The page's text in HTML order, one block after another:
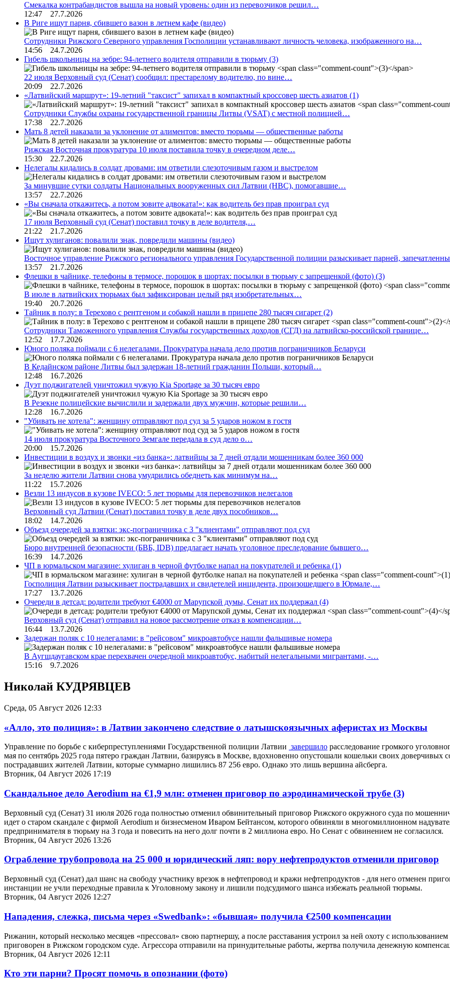
Смекалка контрабандистов вышла на новый уровень: один из перевозчиков решил…
12:47 27.7.2026
В Риге ищут парня, сбившего вазон в летнем кафе (видео)
Сотрудники Рижского Северного управления Госполиции устанавливают личность человека, изображенного на…
14:56 24.7.2026
Гибель школьницы на зебре: 94-летнего водителя отправили в тюрьму (3)
22 июля Верховный суд (Сенат) сообщил: престарелому водителю, по вине…
20:09 22.7.2026
«Латвийский маршрут»: 19-летний "таксист" запихал в компактный кроссовер шесть азиатов (1)
Сотрудники Службы охраны государственной границы Литвы (VSAT) с местной полицией…
17:38 22.7.2026
Мать 8 детей наказали за уклонение от алиментов: вместо тюрьмы — общественные работы
Рижская Восточная прокуратура 10 июля поставила точку в очередном деле…
15:30 22.7.2026
Нелегалы кидались в солдат дровами: им ответили слезоточивым газом и выстрелом
За минувшие сутки солдаты Национальных вооруженных сил Латвии (НВС), помогавшие…
13:57 22.7.2026
«Вы сначала откажитесь, а потом зовите адвоката!»: как водитель без прав проиграл суд
17 июля Верховный суд (Сенат) поставил точку в деле водителя,…
21:22 21.7.2026
Ищут хулиганов: повалили знак, повредили машины (видео)
Восточное управление Рижского регионального управления Государственной полиции разыскивает парней,
13:57 21.7.2026
Флешки в чайнике, телефоны в термосе, порошок в шортах: посылки в тюрьму с запрещенкой (фото) (3)
В июле в латвийских тюрьмах был зафиксирован целый ряд изобретательных…
19:40 20.7.2026
Тайник в полу: в Терехово с рентгеном и собакой нашли в прицепе 280 тысяч сигарет (2)
Сотрудники Таможенного управления Службы государственных доходов (СГД) на латвийско-российской границе…
12:52 17.7.2026
Юного поляка поймали с 6 нелегалами. Прокуратура начала дело против пограничников Беларуси
В Кедайнском районе Литвы был задержан 18-летний гражданин Польши, который…
12:48 16.7.2026
Дуэт поджигателей уничтожил чужую Kia Sportage за 30 тысяч евро
В Резекне полицейские вычислили и задержали двух мужчин, которые решили…
12:28 16.7.2026
"Убивать не хотела": женщину отправляют под суд за 5 ударов ножом в гостя
14 июля прокуратура Восточного Земгале передала в суд дело о…
20:00 15.7.2026
Инвестиции в воздух и звонки «из банка»: латвийцы за 7 дней отдали мошенникам более 360 000
За неделю жители Латвии снова умудрились обеднеть как минимум на…
11:22 15.7.2026
Везли 13 индусов в кузове IVECO: 5 лет тюрьмы для перевозчиков нелегалов
Верховный суд Латвии (Сенат) поставил точку в деле двух пособников…
18:02 14.7.2026
Объезд очередей за взятки: экс-пограничника с 3 "клиентами" отправляют под суд
Бюро внутренней безопасности (БВБ, IDB) предлагает начать уголовное преследование бывшего…
16:39 14.7.2026
ЧП в юрмальском магазине: хулиган в черной футболке напал на покупателей и ребенка (1)
Госполиция Латвии разыскивает пострадавших и свидетелей инцидента, произошедшего в Юрмале,…
17:27 13.7.2026
Очереди в детсад: родители требуют €4000 от Марупской думы, Сенат их поддержал (4)
Верховный суд (Сенат) отправил на новое рассмотрение отказ в компенсации…
16:44 13.7.2026
Задержан поляк с 10 нелегалами: в "рейсовом" микроавтобусе нашли фальшивые номера
В Аугшдаугавском крае перехвачен очередной микроавтобус, набитый нелегальными мигрантами, -…
15:16 9.7.2026
Николай КУДРЯВЦЕВ
Среда, 05 Август 2026 12:33
«Алло, это полиция»: в Латвии закончено следствие о латышскоязычных аферистах из Москвы
Управление по борьбе с киберпреступлениями Государственной полиции Латвии завершило расследование громкого
мая по сентябрь 2025 года пятеро граждан Латвии, базируясь в Москве, вдохновенно опустошали кошельки своих доверчивых
пострадавших жителей Латвии, которые суммарно лишились 87 256 евро. Однако это лишь вершина айсберга.
Вторник, 04 Август 2026 17:19
Скандальное дело Aerodium на €1,9 млн: отменен приговор по аэродинамической трубе (3)
Верховный суд (Сенат) 31 июля 2026 года полностью отменил обвинительный приговор Рижского окружного суда по
идет о старом скандале с фирмой Aerodium и бизнесменом Иваром Бейтансом, которого обвиняли в многомиллионном
предпринимателя в тюрьму на 3 года и повесить на него долг почти в 2 миллиона евро. Но Сенат с обвинением не согласился.
Вторник, 04 Август 2026 13:26
Ограбление трубопровода на 25 000 и юридический ляп: вору нефтепродуктов отменили приговор
Верховный суд (Сенат) дал шанс на свободу участнику врезок в нефтепровод и кражи нефтепродуктов - для него отменен
инстанции не учли переходные правила к Уголовному закону и лишили подсудимого шанса избежать реальной тюрьмы.
Вторник, 04 Август 2026 12:27
Нападения, слежка, письма через «Swedbank»: «бывшая» получила €2500 компенсации
Рижанин, который несколько месяцев «прессовал» свою партнершу, а после расставания устроил за ней охоту с
приговорен в Рижском городском суде. Агрессора отправили на принудительные работы, жертва получила денежную
Вторник, 04 Август 2026 12:11
Кто эти парни? Просят помочь в опознании (фото)